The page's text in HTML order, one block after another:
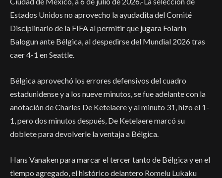
Estados Unidos no aprovecho la ayudadita del Comité
Disciplinario de la FIFA al permitir que jugara Folarin
Balogun ante Bélgica, al despedirse del Mundial 2026 tras
caer 4-1 en Seattle.
Bélgica aprovechó los errores defensivos del cuadro
estadunidense y a los nueve minutos, se fue adelante con la
anotación de Charles De Ketelaere y al minuto 31, hizo el 1-
1, pero dos minutos después, De Ketelaere marcó su
doblete para devolverle la ventaja a Bélgica.
Hans Vanaken para marcar el tercer tanto de Bélgica y en el
tiempo agregado, el histórico delantero Romelu Lukaku